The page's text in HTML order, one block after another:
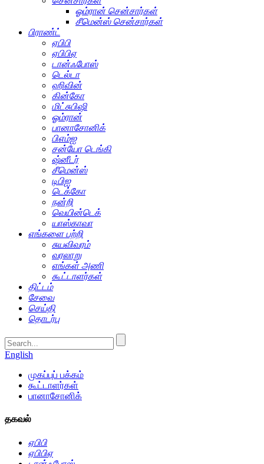
ஓம்ரான் சென்சார்கள்
சீமென்ஸ் சென்சார்கள்
பிராண்ட்
ஏபிபி
ஏபிபிஏ
டான்ஃபோஸ்
டெல்டா
ஹிவின்
கின்கோ
மிட்சுபிஷி
ஓம்ரான்
பானாசோனிக்
பிஎம்ஐ
சன்யோ டெங்கி
ஷ்னீடர்
சீமென்ஸ்
டிபிஐ
டெக்கோ
நன்றி
வெயின்டெக்
யாஸ்காவா
எங்களை பற்றி
சுயவிவரம்
வரலாறு
எங்கள் அணி
கூட்டாளர்கள்
திட்டம்
சேவை
செய்தி
தொடர்பு
English
முகப்புப் பக்கம்
கூட்டாளர்கள்
பானாசோனிக்
தகவல்
ஏபிபி
ஏபிபிஏ